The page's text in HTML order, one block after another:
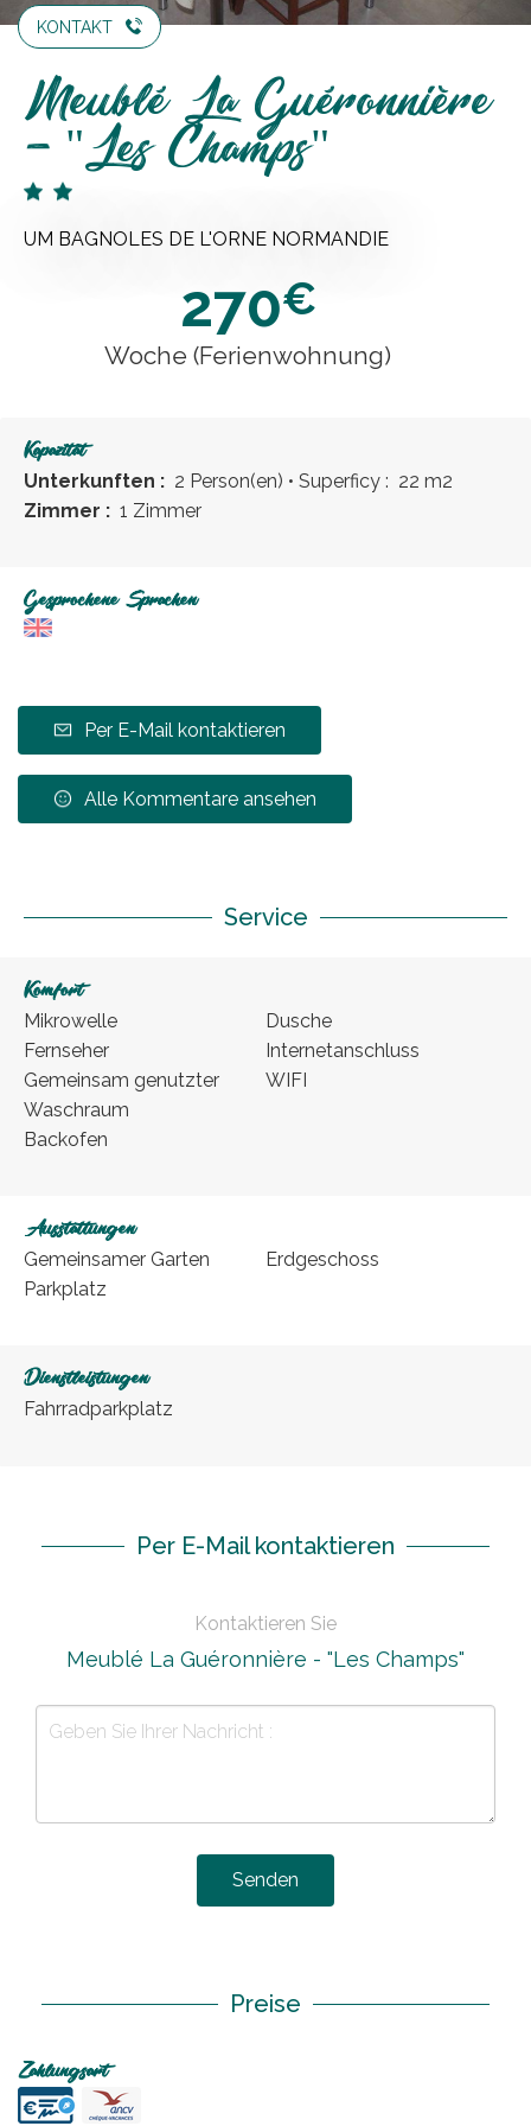
KONTAKT
Meublé La Guéronnière
- "Les Champs"
UM BAGNOLES DE L'ORNE NORMANDIE
270€
Woche (Ferienwohnung)
Kapazität
Unterkunften : 2 Person(en) • Superficy : 22 m2
Zimmer : 1 Zimmer
Gesprochene Sprachen
Per E-Mail kontaktieren
Alle Kommentare ansehen
Service
Komfort
Mikrowelle
Fernseher
Gemeinsam genutzter
Waschraum
Backofen
Dusche
Internetanschluss
WIFI
Ausstattungen
Gemeinsamer Garten
Parkplatz
Erdgeschoss
Dienstleistungen
Fahrradparkplatz
Per E-Mail kontaktieren
Kontaktieren Sie
Meublé La Guéronnière - "Les Champs"
Senden
Preise
Zahlungsart